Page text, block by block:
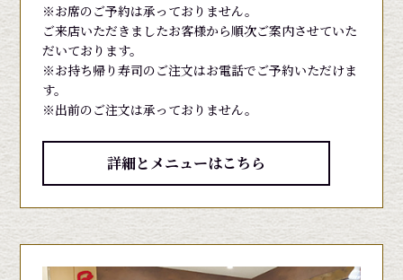
※お席のご予約は承っておりません。
ご来店いただきましたお客様から順次ご案内させていた
だいております。
※お持ち帰り寿司のご注文はお電話でご予約いただけま
す。
※出前のご注文は承っておりません。
詳細とメニューはこちら